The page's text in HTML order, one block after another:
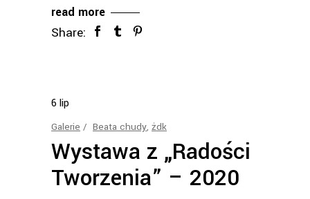
read more
Share:
6 lip
Galerie Beata chudy, żdk
Wystawa z „Radości
Tworzenia” – 2020